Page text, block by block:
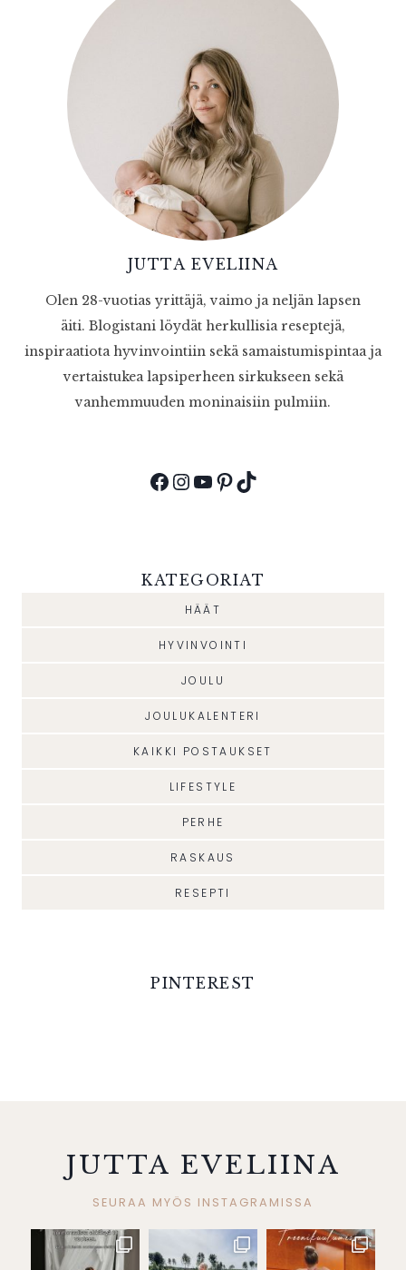
JUTTA EVELIINA
Olen 28-vuotias yrittäjä, vaimo ja neljän lapsen
äiti. Blogistani löydät herkullisia reseptejä,
inspiraatiota hyvinvointiin sekä samaistumispintaa ja
vertaistukea lapsiperheen sirkukseen sekä
vanhemmuuden moninaisiin pulmiin.
Facebook
Instagram
YouTube
Pinterest
TikTok
KATEGORIAT
HÄÄT
HYVINVOINTI
JOULU
JOULUKALENTERI
KAIKKI POSTAUKSET
LIFESTYLE
PERHE
RASKAUS
RESEPTI
PINTEREST
JUTTA EVELIINA
SEURAA MYÖS INSTAGRAMISSA